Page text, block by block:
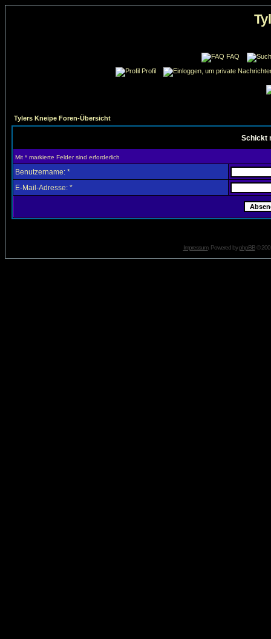
FAQ
Profil
Tylers Kneipe Foren-Übersicht
Schickt
Mit * markierte Felder sind erforderlich
Benutzername: *
E-Mail-Adresse: *
Impressum. Powered byphpBB©